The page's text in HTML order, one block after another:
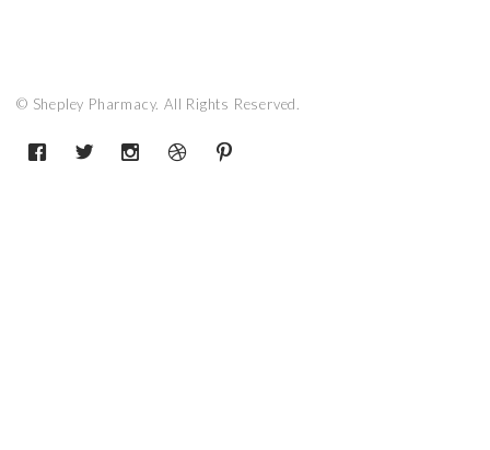
© Shepley Pharmacy. All Rights Reserved.